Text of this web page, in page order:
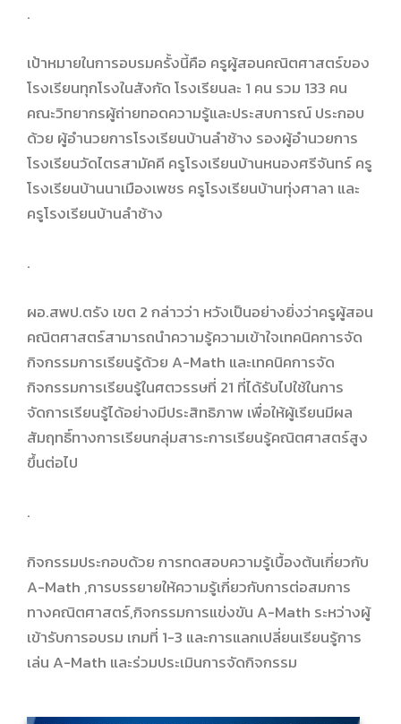
.
เป้าหมายในการอบรมครั้งนี้คือ ครูผู้สอนคณิตศาสตร์ของ
โรงเรียนทุกโรงในสังกัด โรงเรียนละ 1 คน รวม 133 คน
คณะวิทยากรผู้ถ่ายทอดความรู้และประสบการณ์ ประกอบ
ด้วย ผู้อำนวยการโรงเรียนบ้านลำช้าง รองผู้อำนวยการ
โรงเรียนวัดไตรสามัคคี ครูโรงเรียนบ้านหนองศรีจันทร์ ครู
โรงเรียนบ้านนาเมืองเพชร ครูโรงเรียนบ้านทุ่งศาลา และ
ครูโรงเรียนบ้านลำช้าง
.
ผอ.สพป.ตรัง เขต 2 กล่าวว่า หวังเป็นอย่างยิ่งว่าครูผู้สอน
คณิตศาสตร์สามารถนำความรู้ความเข้าใจเทคนิคการจัด
กิจกรรมการเรียนรู้ด้วย A-Math และเทคนิคการจัด
กิจกรรมการเรียนรู้ในศตวรรษที่ 21 ที่ได้รับไปใช้ในการ
จัดการเรียนรู้ได้อย่างมีประสิทธิภาพ เพื่อให้ผู้เรียนมีผล
สัมฤทธิ์ทางการเรียนกลุ่มสาระการเรียนรู้คณิตศาสตร์สูง
ขึ้นต่อไป
.
กิจกรรมประกอบด้วย การทดสอบความรู้เบื้องต้นเกี่ยวกับ
A-Math ,การบรรยายให้ความรู้เกี่ยวกับการต่อสมการ
ทางคณิตศาสตร์,กิจกรรมการแข่งขัน A-Math ระหว่างผู้
เข้ารับการอบรม เกมที่ 1-3 และการแลกเปลี่ยนเรียนรู้การ
เล่น A-Math และร่วมประเมินการจัดกิจกรรม